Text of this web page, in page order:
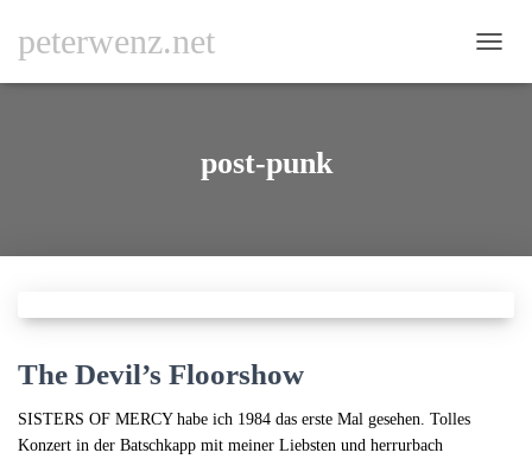
peterwenz.net
post-punk
The Devil’s Floorshow
SISTERS OF MERCY habe ich 1984 das erste Mal gesehen. Tolles
Konzert in der Batschkapp mit meiner Liebsten und herrurbach